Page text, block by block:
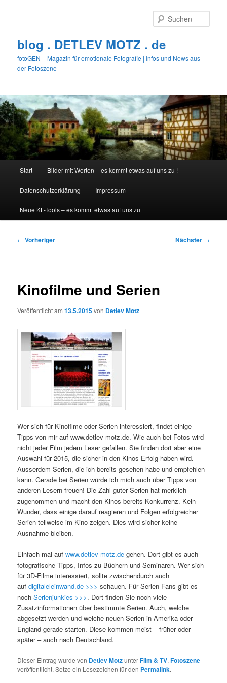
blog . DETLEV MOTZ . de
fotoGEN – Magazin für emotionale Fotografie | Infos und News aus
der Fotoszene
Start Bilder mit Worten – es kommt etwas auf uns zu !
Datenschutzerklärung Impressum
Neue KL-Tools – es kommt etwas auf uns zu
Beitragsnavigation
← Vorheriger Nächster →
Kinofilme und Serien
Veröffentlicht am13.5.2015von Detlev Motz
Wer sich für Kinofilme oder Serien interessiert, findet einige
Tipps von mir auf www.detlev-motz.de. Wie auch bei Fotos wird
nicht jeder Film jedem Leser gefallen. Sie finden dort aber eine
Auswahl für 2015, die sicher in den Kinos Erfolg haben wird.
Ausserdem Serien, die ich bereits gesehen habe und empfehlen
kann. Gerade bei Serien würde ich mich auch über Tipps von
anderen Lesern freuen! Die Zahl guter Serien hat merklich
zugenommen und macht den Kinos bereits Konkurrenz. Kein
Wunder, dass einige darauf reagieren und Folgen erfolgreicher
Serien teilweise im Kino zeigen. Dies wird sicher keine
Ausnahme bleiben.
Einfach mal auf www.detlev-motz.de gehen. Dort gibt es auch
fotografische Tipps, Infos zu Büchern und Seminaren. Wer sich
für 3D-Filme interessiert, sollte zwischendurch auch
aufdigitaleleinwand.de >>> schauen. Für Serien-Fans gibt es
nochSerienjunkies >>>. Dort finden Sie noch viele
Zusatzinformationen über bestimmte Serien. Auch, welche
abgesetzt werden und welche neuen Serien in Amerika oder
England gerade starten. Diese kommen meist – früher oder
später – auch nach Deutschland.
Dieser Eintrag wurde von Detlev MotzunterFilm & TV,Fotoszene
veröffentlicht. Setze ein Lesezeichen für den Permalink.